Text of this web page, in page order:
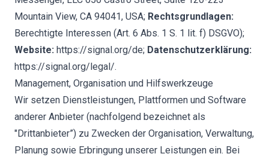
Mountain View, CA 94041, USA; Rechtsgrundlagen:
Berechtigte Interessen (Art. 6 Abs. 1 S. 1 lit. f) DSGVO);
Website: https://signal.org/de; Datenschutzerklärung:
https://signal.org/legal/.
Management, Organisation und Hilfswerkzeuge
Wir setzen Dienstleistungen, Plattformen und Software
anderer Anbieter (nachfolgend bezeichnet als
"Drittanbieter”) zu Zwecken der Organisation, Verwaltung,
Planung sowie Erbringung unserer Leistungen ein. Bei